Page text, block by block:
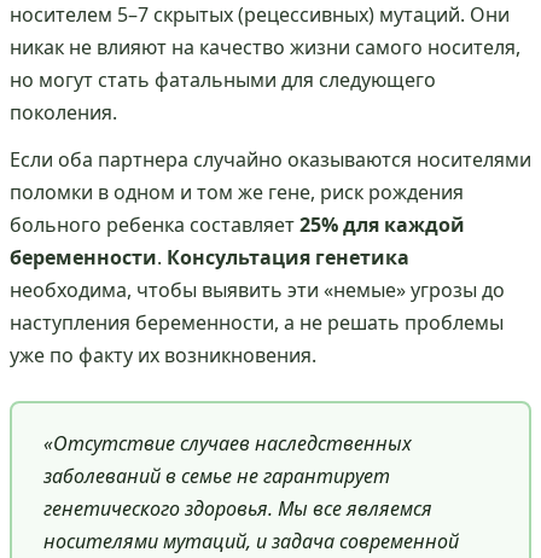
носителем 5–7 скрытых (рецессивных) мутаций. Они
никак не влияют на качество жизни самого носителя,
но могут стать фатальными для следующего
поколения.
Если оба партнера случайно оказываются носителями
поломки в одном и том же гене, риск рождения
больного ребенка составляет25% для каждой
беременности. Консультация генетика
необходима, чтобы выявить эти «немые» угрозы до
наступления беременности, а не решать проблемы
уже по факту их возникновения.
«Отсутствие случаев наследственных
заболеваний в семье не гарантирует
генетического здоровья. Мы все являемся
носителями мутаций, и задача современной